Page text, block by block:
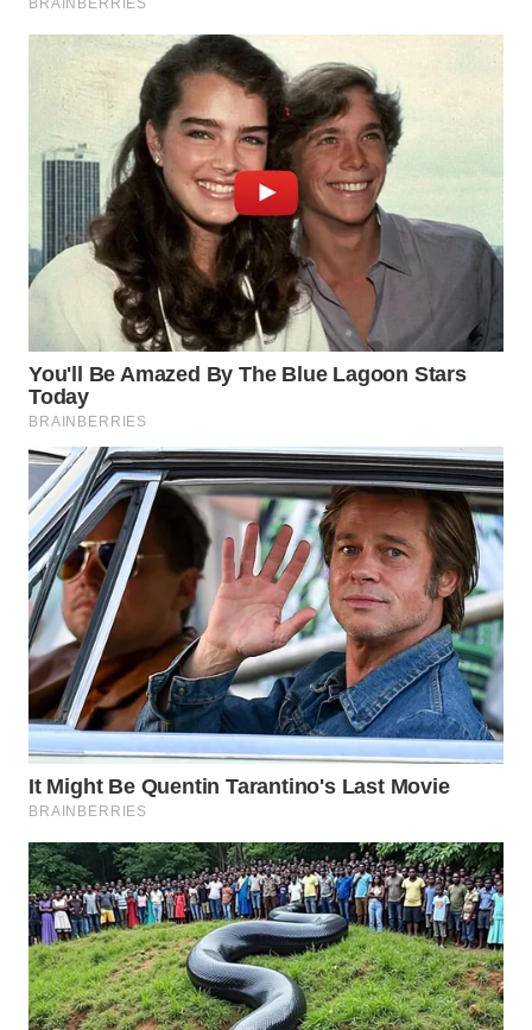
WN
BORNEO
Wahana
Media
WAHANA
NEWS
TANI
WAHANA
ADVOKAT
WAHANA
INFRASTRUKTUR
WAHANA
KONSUMEN
WAHANA
LISTRIK
WAHANA
TRAVEL
WAHANA
TV
WAHANANEWS
ID
WAHANANEWS